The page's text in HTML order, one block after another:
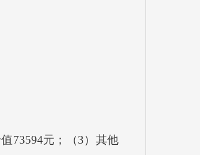
73594元；（3）其他